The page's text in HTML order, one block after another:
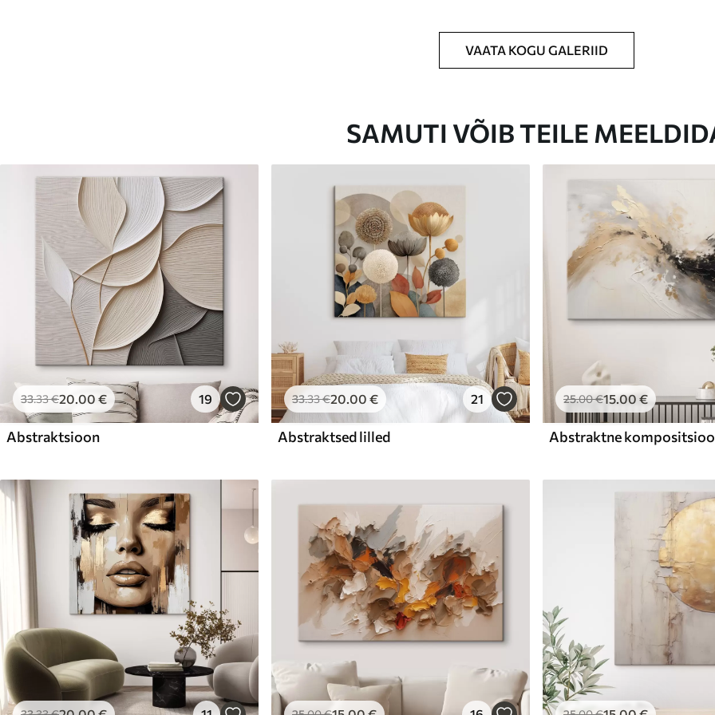
VAATA KOGU GALERIID
SAMUTI VÕIB TEILE
33.33€20.00 € 19
Abstraktsioon
33.33€20.00 € 21
Abstraktsed lilled
25.00€15.00 €